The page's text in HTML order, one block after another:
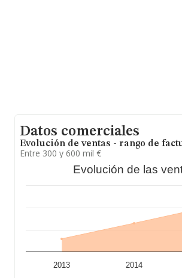
Datos comerciales
Evolución de ventas - rango de
Entre 300 y 600 mil €
Evolución de las
2013 2014